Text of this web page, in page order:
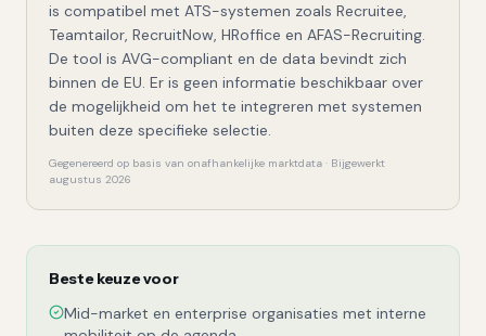
is compatibel met ATS-systemen zoals Recruitee,
Teamtailor, RecruitNow, HRoffice en AFAS-Recruiting.
De tool is AVG-compliant en de data bevindt zich
binnen de EU. Er is geen informatie beschikbaar over
de mogelijkheid om het te integreren met systemen
buiten deze specifieke selectie.
Gegenereerd op basis van onafhankelijke marktdata · Bijgewerkt
augustus 2026
Beste keuze voor
Mid-market en enterprise organisaties met interne